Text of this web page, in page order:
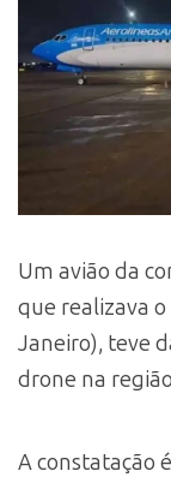
Um avião da
que realizava o
Janeiro), teve
drone na
A constatação